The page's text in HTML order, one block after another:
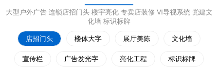
大型户外广告 连锁店招门头 楼宇亮化 专卖店装修 VI导视系统 党建文
化墙 标识标牌
店招门头 楼体大字 展厅美陈 文化墙
宣传栏 广告发光字 亮化工程 标识标牌